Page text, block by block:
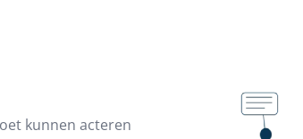
kunnen acteren